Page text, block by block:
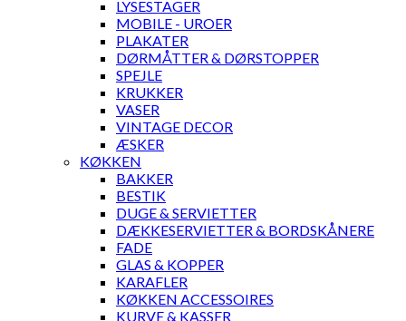
LYSESTAGER
MOBILE - UROER
PLAKATER
DØRMÅTTER & DØRSTOPPER
SPEJLE
KRUKKER
VASER
VINTAGE DECOR
ÆSKER
KØKKEN
BAKKER
BESTIK
DUGE & SERVIETTER
DÆKKESERVIETTER & BORDSKÅNERE
FADE
GLAS & KOPPER
KARAFLER
KØKKEN ACCESSOIRES
KURVE & KASSER